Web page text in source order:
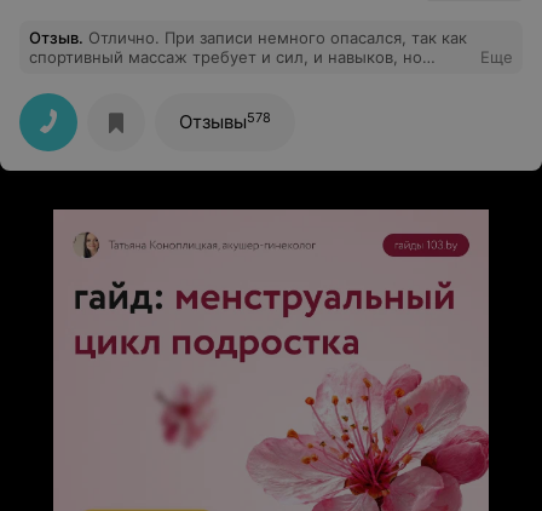
Отзыв. Отлично. При записи немного опасался, так как
спортивный массаж требует и сил, и навыков, но
Еще
Отзывы578